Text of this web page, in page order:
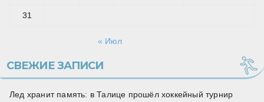
31
« Июл
СВЕЖИЕ ЗАПИСИ
Лед хранит память: в Талице прошёл хоккейный турнир